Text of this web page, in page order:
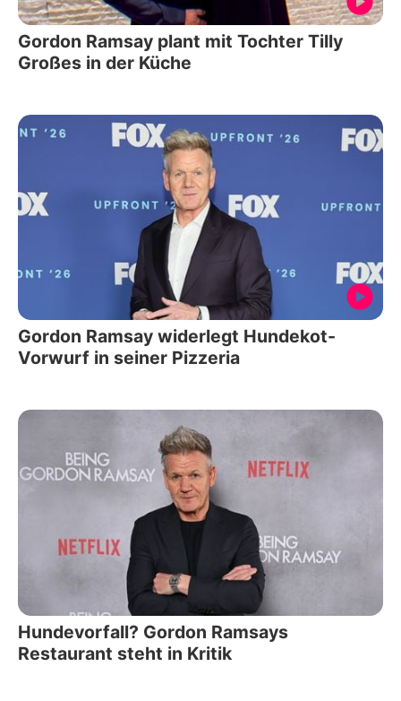
Gordon Ramsay plant mit Tochter Tilly
Großes in der Küche
Gordon Ramsay widerlegt Hundekot-
Vorwurf in seiner Pizzeria
Hundevorfall? Gordon Ramsays
Restaurant steht in Kritik